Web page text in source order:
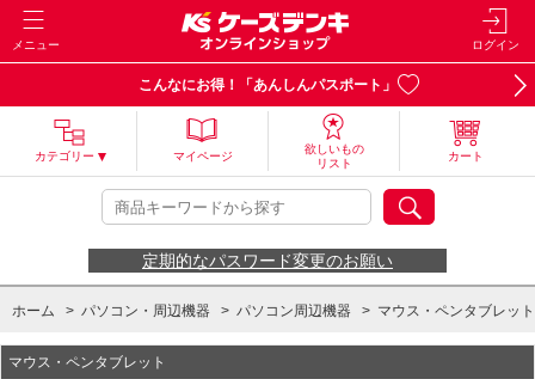
メニュー ログイン
こんなにお得！「あんしんパスポート」
カテゴリー マイページ
欲しいもの
リスト
カート
定期的なパスワード変更のお願い
ホーム > パソコン・周辺機器 > パソコン周辺機器 > マウス・ペンタブレット
マウス・ペンタブレット